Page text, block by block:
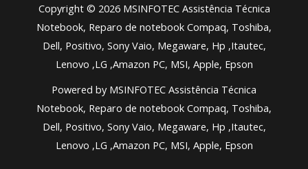
Copyright © 2026 MSINFOTEC Assistência Técnica
Notebook, Reparo de notebook Compaq, Toshiba,
Dell, Positivo, Sony Vaio, Megaware, Hp ,Itautec,
Lenovo ,LG ,Amazon PC, MSI, Apple, Epson
Powered by MSINFOTEC Assistência Técnica
Notebook, Reparo de notebook Compaq, Toshiba,
Dell, Positivo, Sony Vaio, Megaware, Hp ,Itautec,
Lenovo ,LG ,Amazon PC, MSI, Apple, Epson